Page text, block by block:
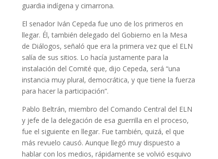
guardia indígena y cimarrona.
El senador Iván Cepeda fue uno de los primeros en
llegar. Él, también delegado del Gobierno en la Mesa
de Diálogos, señaló que era la primera vez que el ELN
salía de sus sitios. Lo hacía justamente para la
instalación del Comité que, dijo Cepeda, será “una
instancia muy plural, democrática, y que tiene la fuerza
para hacer la participación”.
Pablo Beltrán, miembro del Comando Central del ELN
y jefe de la delegación de esa guerrilla en el proceso,
fue el siguiente en llegar. Fue también, quizá, el que
más revuelo causó. Aunque llegó muy dispuesto a
hablar con los medios, rápidamente se volvió esquivo